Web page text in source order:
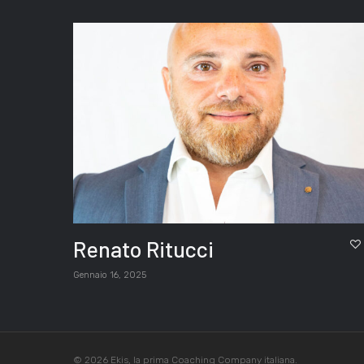
Renato Ritucci
Gennaio 16, 2025
© 2026 Ekis, la prima Coaching Company italiana.